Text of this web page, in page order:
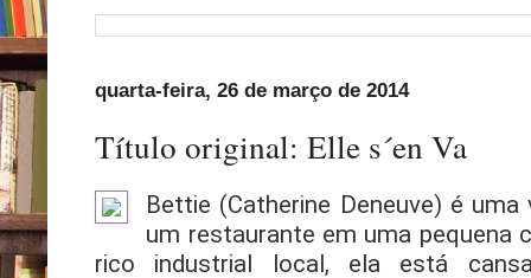
quarta-feira, 26 de março de 2014
Título original: Elle s´en Va
Bettie (Catherine Deneuve) é
um restaurante em uma pequena
rico industrial local, ela está